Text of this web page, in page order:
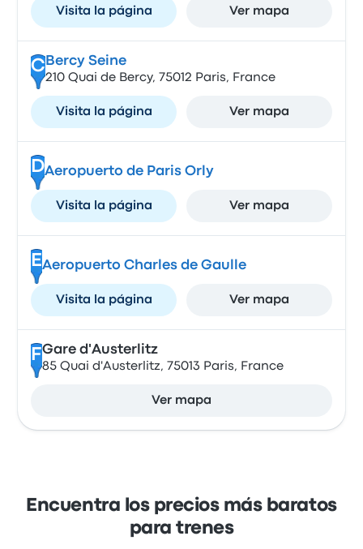
Visita la página Ver mapa
CBercy Seine
210 Quai de Bercy, 75012 Paris, France
Visita la página Ver mapa
DAeropuerto de Paris Orly
Visita la página Ver mapa
EAeropuerto Charles de Gaulle
Visita la página Ver mapa
FGare d'Austerlitz
85 Quai d'Austerlitz, 75013 Paris, France
Ver mapa
Encuentra los precios más baratos
para trenes